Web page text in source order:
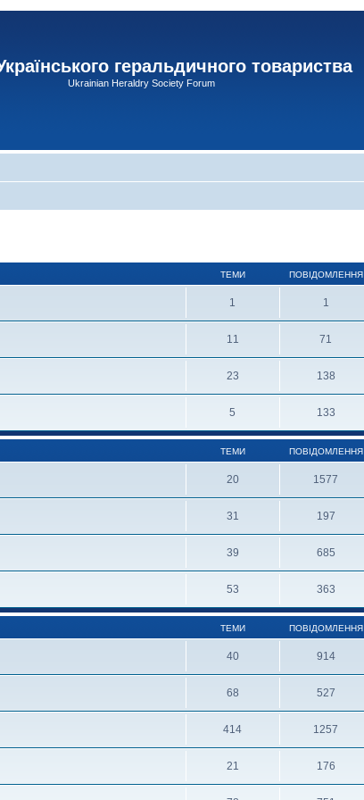
геральдичного товариства
Ukrainian Heraldry Society Forum
ТЕМИ ПОВІДОМЛЕННЯ
1 1
11 71
23 138
5 133
ТЕМИ ПОВІДОМЛЕННЯ
20 1577
31 197
39 685
53 363
ТЕМИ ПОВІДОМЛЕННЯ
40 914
68 527
414 1257
21 176